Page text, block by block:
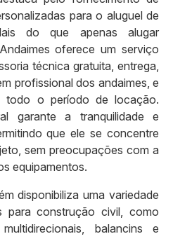
para o aluguel de
do que apenas alugar
oferece um serviço
técnica gratuita, entrega,
profissional dos andaimes, e
todo o período de locação.
garante a tranquilidade e
que ele se concentre
sem preocupações com a
equipamentos.
disponibiliza uma variedade
para construção civil, como
balancins e